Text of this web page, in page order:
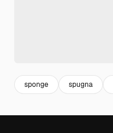
sponge spugna